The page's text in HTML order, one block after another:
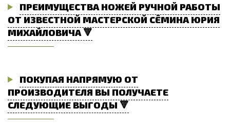
ПРЕИМУЩЕСТВА НОЖЕЙ РУЧНОЙ РАБОТЫ
ОТ ИЗВЕСТНОЙ МАСТЕРСКОЙ СЁМИНА ЮРИЯ
МИХАЙЛОВИЧА 🔻
ПОКУПАЯ НАПРЯМУЮ ОТ
ПРОИЗВОДИТЕЛЯ ВЫ ПОЛУЧАЕТЕ
СЛЕДУЮЩИЕ ВЫГОДЫ 🔻